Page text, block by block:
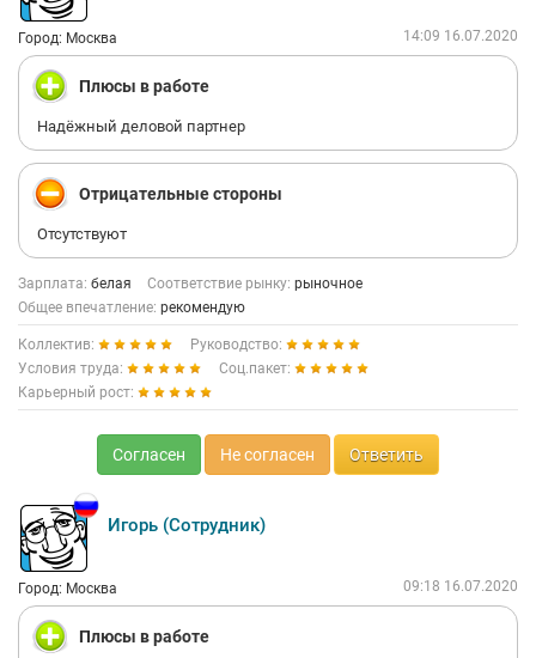
Город: Москва 14:09 16.07.2020
Плюсы в работе
Надёжный деловой партнер
Отрицательные стороны
Отсутствуют
Зарплата: белая Соответствие рынку: рыночное
Общее впечатление: рекомендую
Коллектив:
Руководство:
Условия труда:
Соц.пакет:
Карьерный рост:
Согласен Не согласен Ответить
Игорь (Сотрудник)
Город: Москва 09:18 16.07.2020
Плюсы в работе